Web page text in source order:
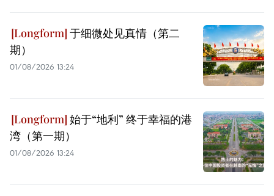
于细微处见真情（第二
期）
01/08/2026 13:24
始于“地利” 终于幸福的港
湾（第一期）
01/08/2026 13:24